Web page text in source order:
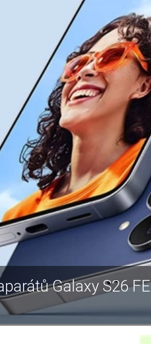
Galaxy S26 FE